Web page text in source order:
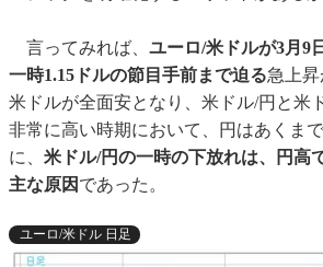
言ってみれば、 ユーロ/米ドルが3月9
一時1.15ドルの節目手前まで迫る急上昇
米ドルが全面安となり、米ドル/円と米
非常に高い時期において、円はあくま
に、 米ドル/円の一時の下放れは、円高
主な原因 であった。
ユーロ/米ドル 日足